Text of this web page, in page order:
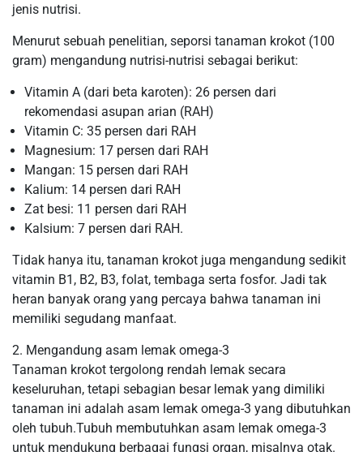
jenis nutrisi.
Menurut sebuah penelitian, seporsi tanaman krokot (100
gram) mengandung nutrisi-nutrisi sebagai berikut:
Vitamin A (dari beta karoten): 26 persen dari
rekomendasi asupan arian (RAH)
Vitamin C: 35 persen dari RAH
Magnesium: 17 persen dari RAH
Mangan: 15 persen dari RAH
Kalium: 14 persen dari RAH
Zat besi: 11 persen dari RAH
Kalsium: 7 persen dari RAH.
Tidak hanya itu, tanaman krokot juga mengandung sedikit
vitamin B1, B2, B3, folat, tembaga serta fosfor. Jadi tak
heran banyak orang yang percaya bahwa tanaman ini
memiliki segudang manfaat.
2. Mengandung asam lemak omega-3
Tanaman krokot tergolong rendah lemak secara
keseluruhan, tetapi sebagian besar lemak yang dimiliki
tanaman ini adalah asam lemak omega-3 yang dibutuhkan
oleh tubuh.Tubuh membutuhkan asam lemak omega-3
untuk mendukung berbagai fungsi organ, misalnya otak.